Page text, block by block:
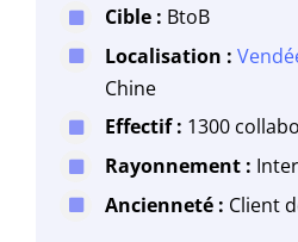
Cible : BtoB
Localisation :
Chine
Effectif : 1300
Rayonnement :
Ancienneté : Client